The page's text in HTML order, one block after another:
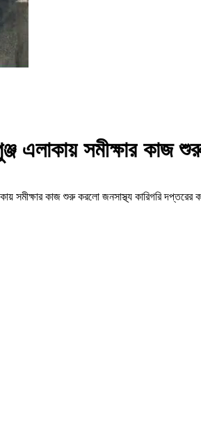
এলাকায় সমীক্ষার কাজ
সমীক্ষার কাজ শুরু করলো জনসাস্থ্য কারিগরি দপ্তরের